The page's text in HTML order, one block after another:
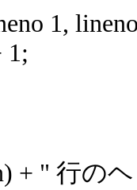
1,
+ " 行の